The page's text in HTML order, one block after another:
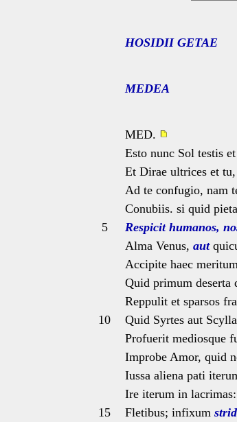
HOSIDII GETAE
MEDEA
MED.
Esto nunc Sol testis
Et Dirae ultrices et
Ad te confugio, nam
Conubiis. si quid
5
Respicit humanos,
Alma Venus, aut
Accipite haec
Quid primum deserta
Reppulit et sparsos
10
Quid Syrtes aut
Profuerit mediosque
Improbe Amor, quid
Iussa aliena pati
Ire iterum in
15
Fletibus; infixum